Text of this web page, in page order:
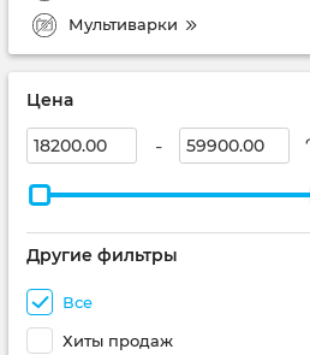
Мультиварки
Цена
-
Другие фильтры
Все
Хиты продаж